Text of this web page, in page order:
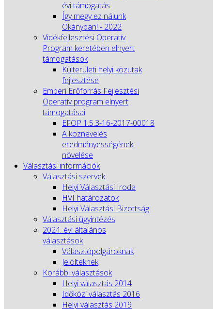
évi támogatás
Így megy ez nálunk
Okányban! - 2022
Vidékfejlesztési Operatív
Program keretében elnyert
támogatások
Külterületi helyi közutak
fejlesztése
Emberi Erőforrás Fejlesztési
Operatív program elnyert
támogatásai
EFOP 1.5.3-16-2017-00018
A köznevelés
eredményességének
növelése
Választási információk
Választási szervek
Helyi Választási Iroda
HVI határozatok
Helyi Választási Bizottság
Választási ügyintézés
2024. évi általános
választások
Választópolgároknak
Jelölteknek
Korábbi választások
Helyi választás 2014
Időközi választás 2016
Helyi választás 2019